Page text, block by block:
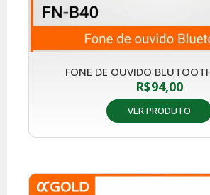
FONE DE OUVIDO
R$94,00
VER PRODUTO